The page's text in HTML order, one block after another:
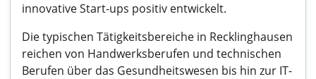
innovative Start-ups positiv entwickelt.
Die typischen Tätigkeitsbereiche in Recklinghausen
reichen von Handwerksberufen und technischen
Berufen über das Gesundheitswesen bis hin zur IT-